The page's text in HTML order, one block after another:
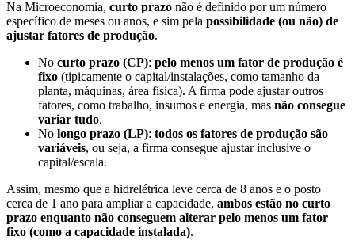
Na Microeconomia, curto prazo não é definido por um número
específico de meses ou anos, e sim pela possibilidade (ou não) de
ajustar fatores de produção.
No curto prazo (CP): pelo menos um fator de produção é
fixo (tipicamente o capital/instalações, como tamanho da
planta, máquinas, área física). A firma pode ajustar outros
fatores, como trabalho, insumos e energia, mas não consegue
variar tudo.
No longo prazo (LP): todos os fatores de produção são
variáveis, ou seja, a firma consegue ajustar inclusive o
capital/escala.
Assim, mesmo que a hidrelétrica leve cerca de 8 anos e o posto
cerca de 1 ano para ampliar a capacidade, ambos estão no curto
prazo enquanto não conseguem alterar pelo menos um fator
fixo (como a capacidade instalada).